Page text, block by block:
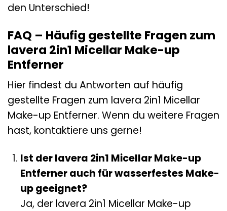
den Unterschied!
FAQ – Häufig gestellte Fragen zum
lavera 2in1 Micellar Make-up
Entferner
Hier findest du Antworten auf häufig
gestellte Fragen zum lavera 2in1 Micellar
Make-up Entferner. Wenn du weitere Fragen
hast, kontaktiere uns gerne!
Ist der lavera 2in1 Micellar Make-up
Entferner auch für wasserfestes Make-
up geeignet?
Ja, der lavera 2in1 Micellar Make-up